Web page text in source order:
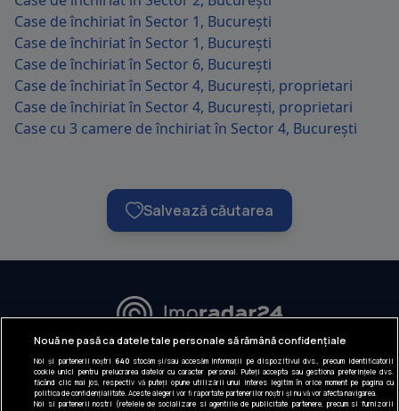
Case de închiriat în Sector 1, București
Case de închiriat în Sector 1, București
Case de închiriat în Sector 6, București
Case de închiriat în Sector 4, București, proprietari
Case de închiriat în Sector 4, București, proprietari
Case cu 3 camere de închiriat în Sector 4, București
Salvează căutarea
URMĂREȘTE-NE:
INFORMAȚII COMPANIE
Despre noi
Nouă ne pasă ca datele tale personale să rămână confidențiale
Noi și partenerii noștri 640stocăm și/sau accesăm informații pe dispozitivul dvs., precum identificatorii
cookie unici pentru prelucrarea datelor cu caracter personal. Puteți accepta sau gestiona preferințele dvs.
făcând clic mai jos, respectiv vă puteți opune utilizării unui interes legitim în orice moment pe pagina cu
politica de confidențialitate. Aceste alegeri vor fi raportate partenerilor noștri și nu vă vor afecta navigarea.
Noi si partenerii nostri (retelele de socializare si agentiile de publicitate partenere, precum si furnizorii